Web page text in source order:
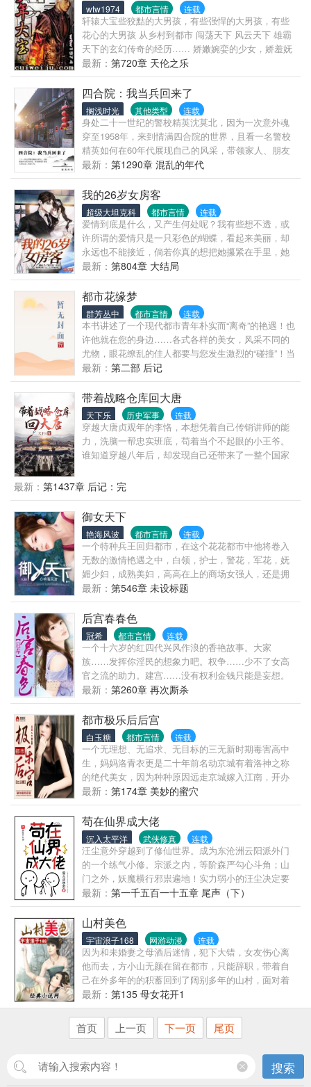
wtw1974 都市言情 连载
轩辕大宝些狡黠的大男孩，有些强悍的大男孩，有些
花心的大男孩 从乡村到都市 闯荡天下 风云天下 雄霸
天下的玄幻传奇的经历…… 娇嫩婉娈的少女，娇羞妩
媚的少妇，娇艳性感的熟妇…… 1+2+3+......+12=??
你说有多少美女呢?呵呵!一水仙二杏三桃四牡丹五石榴
六荷七紫薇八桂九菊十芙蓉十一山茶十二腊梅! (不喜
欢禁忌情结的勿进)
最新： 第720章 天伦之乐
四合院：我当兵回来了
搁浅时光 其他类型 连载
身处二十一世纪的警校精英沈莫北，因为一次意外魂
穿至1958年，来到情满四合院的世界，且看一名警校
精英如何在60年代展现自己的风采，带领家人、朋友
走上新生活。
最新： 第1290章 混乱的年代
我的26岁女房客
超级大坦克科 都市言情 连载
爱情到底是什么，又产生何处呢？我有些想不透，或
许所谓的爱情只是一只彩色的蝴蝶，看起来美丽，却
永远也不能接近，倘若你真的想把她攥紧在手里，她
便会挣扎，然后在挣扎中摩擦掉了所有的色彩，从此
苍白。我好似有点明白，为什么我会如此的小心翼翼
了，因为害怕触及不到她的灵魂，却擦掉了那层美丽
的色彩！
最新： 第804章 大结局
都市花缘梦
群芳丛中 都市言情 连载
本书讲述了一个现代都市青年朴实而“离奇”的艳遇！也
许他就在您的身边……各式各样的美女，风采不同的
尤物，眼花缭乱的佳人都要与您发生激烈的“碰撞”！当
您看此书时，您会发现您就是这本书中的主人公！该
书最大的特点就是情感真实、细腻、贴近人心，能够
激发起您内心深处的强烈共鸣！！！
最新： 第二部 后记
带着战略仓库回大唐
天下乐 历史军事 连载
穿越大唐贞观年的李恪，本想凭着自己传销讲师的能
力，洗脑一帮忠实班底，苟着当个不起眼的小王爷。
谁知道穿越八年后，却发现自己还带来了一整个国家
当个天不怕地不怕的逍遥王爷！先整个报纸，刷刷名
声。再整个炼铁厂，掌控大唐钢铁炼制，从世家手里
抢抢钱。接着为天下工匠和府兵谋个福利，团结一切
可团结之人。当长孙老阴人想要针对李恪的时候，却
发现，除了朝堂之上，外面已经都是李恪了。等李恪
搞定一切，可以彻底逍遥的时候。李世民：“恪儿啊，
朕已经封你当太子了。”李恪：“……”别啊，那个皇
帝，狗都不当。
最新： 第1437章 后记：完
御女天下
艳海风波 都市言情 连载
一个特种兵王回归都市，在这个花花都市中他将卷入
无数的激情艳遇之中，白领，护士，警花，军花，妩
媚少妇，成熟美妇，高高在上的商场女强人，还是拥
有无数粉丝的女明星！
最新： 第546章 未设标题
后宫春春色
冠希 都市言情 连载
一个十六岁的红四代兴风作浪的香艳故事。大家
族……发挥你淫民的想象力吧。权争……少不了女高
官之流的助力。建宫……没有权利金钱只能是妄想。
后宫……少了莉，师，妇，空，护，洋，星，偷等等
等等还叫宫吗？ 陈老师出品必属精品，请大家放心收
藏支持，一定会给你们意料外的惊喜！
最新： 第260章 再次厮杀
都市极乐后后宫
白玉糖 都市言情 连载
一个无理想、无追求、无目标的三无新时期毒害高中
生，妈妈洛青衣更是二十年前名动京城有着洛神之称
的绝代美女，因为种种原因远走京城嫁入江南，开办
女子美颜养生的红颜馆，那是女人的天堂！ 意外开启
家传之宝——极乐美人图！一夜蜕变的他踏入了香艳
绝色的极品女神收藏之路！ 无数绝代佳丽粉墨登场！
御姐、女王、温婉美少妇、雍容熟~妇、娇俏少女、纯
情萝~~莉和那有点小邪恶的幼幼甚至于具有发展潜力
埋没的极品女人，用洛草那坏坏的话叫做：“一切都不
是问题，能发展就是硬道理，我们要走宁收错不放过
的全面收藏之路！”
最新： 第174章 美妙的蜜穴
苟在仙界成大佬
沉入太平洋 武侠修真 连载
汪尘意外穿越到了修仙世界。成为东沧洲云阳派外门
的一个练气小修。宗派之内，等阶森严勾心斗角；山
门之外，妖魔横行邪祟遍地！实力弱小的汪尘决定要
苟到天荒地老。然而苟着苟着……他发现自己竟然成
了大佬！
最新： 第一千五百一十五章 尾声（下）
山村美色
宇宙浪子168 网游动漫 连载
因为和未婚妻之母酒后迷情，犯下大错，女友伤心离
他而去，方小山无颜在留在都市，只能辞职，带着自
己在外多年的的积蓄回到了阔别多年的山村，面对着
熟悉有些陌生的山村……
最新： 第135 母女花开1
首页 上一页 下一页 尾页
搜索